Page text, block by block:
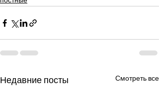
Недавние посты Смотреть все